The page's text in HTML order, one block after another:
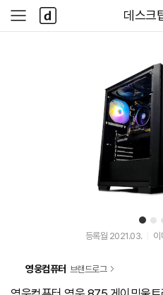
다나와
데스크
사
이
다
나
와
1 2
등록월 2021.03. 이
영웅컴퓨터 브랜드로그